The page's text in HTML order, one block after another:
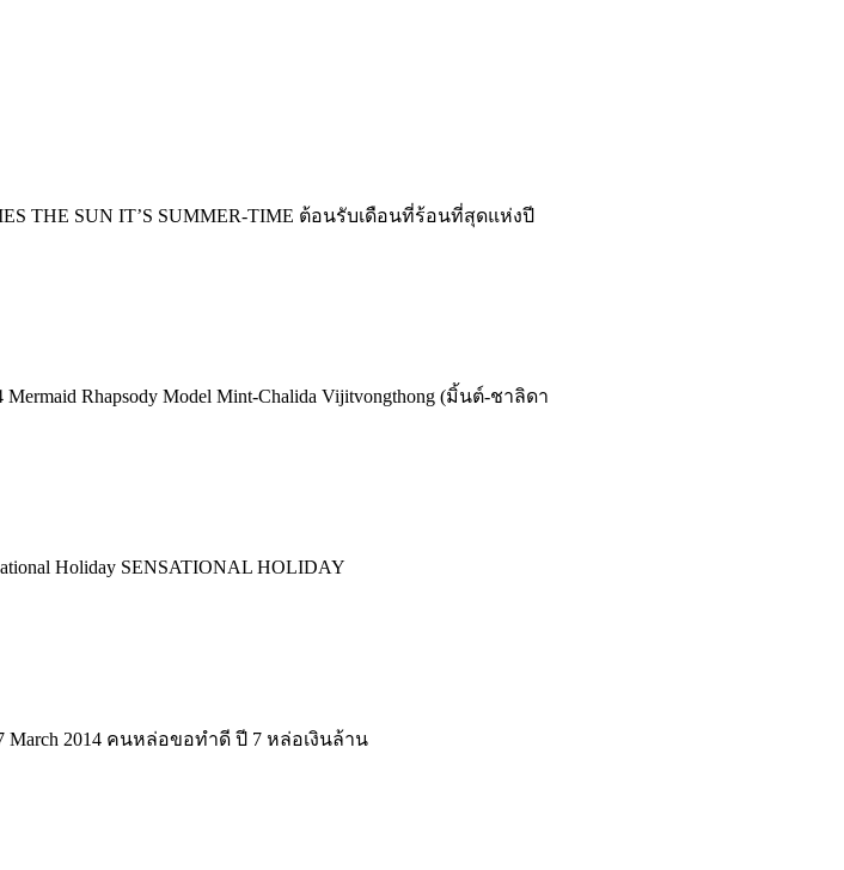
THE SUN IT’S SUMMER-TIME ต้อนรับเดือนที่ร้อนที่สุดแห่งปี
Rhapsody Model Mint-Chalida Vijitvongthong (มิ้นต์-ชาลิดา
Holiday SENSATIONAL HOLIDAY
March 2014 คนหล่อขอทำดี ปี 7 หล่อเงินล้าน